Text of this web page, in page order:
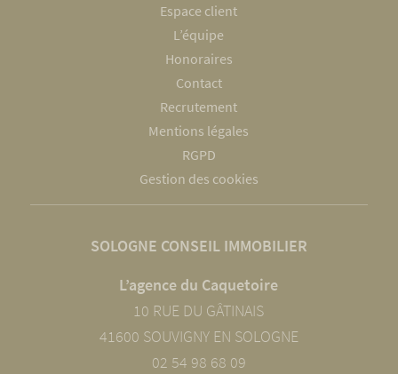
Espace client
L’équipe
Honoraires
Contact
Recrutement
Mentions légales
RGPD
Gestion des cookies
SOLOGNE CONSEIL IMMOBILIER
L’agence du Caquetoire
10 RUE DU GÂTINAIS
41600 SOUVIGNY EN SOLOGNE
02 54 98 68 09